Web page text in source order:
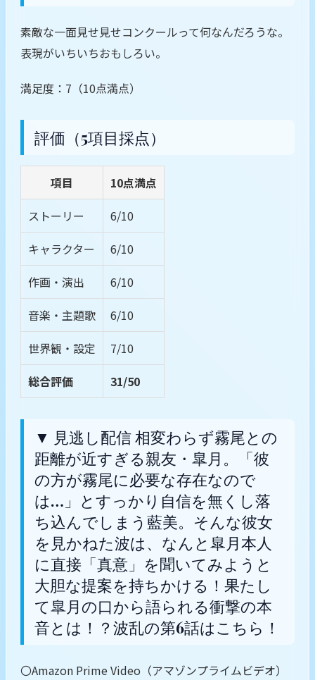
素敵な一面見せ見せコンクールって何なんだろうな。
表現がいちいちおもしろい。
満足度：7（10点満点）
評価（5項目採点）
項目
10点満点
ストーリー
6/10
キャラクター
6/10
作画・演出
6/10
音楽・主題歌
6/10
世界観・設定
7/10
総合評価
31/50
▼ 見逃し配信 相変わらず霧尾との
距離が近すぎる親友・皐月。「彼
の方が霧尾に必要な存在なので
は…」とすっかり自信を無くし落
ち込んでしまう藍美。そんな彼女
を見かねた波は、なんと皐月本人
に直接「真意」を聞いてみようと
大胆な提案を持ちかける！果たし
て皐月の口から語られる衝撃の本
音とは！？波乱の第6話はこちら！
〇Amazon Prime Video（アマゾンプライムビデオ）